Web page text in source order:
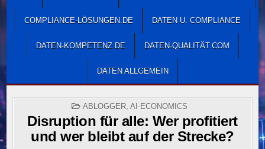
COMPLIANCE-LÖSUNGEN.DE DATEN U. COMPLIANCE
DATEN-KOMPETENZ.DE DATEN-QUALITÄT.COM
DATEN ALLGEMEIN
POSTED
ABLOGGER, AI-ECONOMICS
Disruption für alle: Wer profitiert
und wer bleibt auf der Strecke?